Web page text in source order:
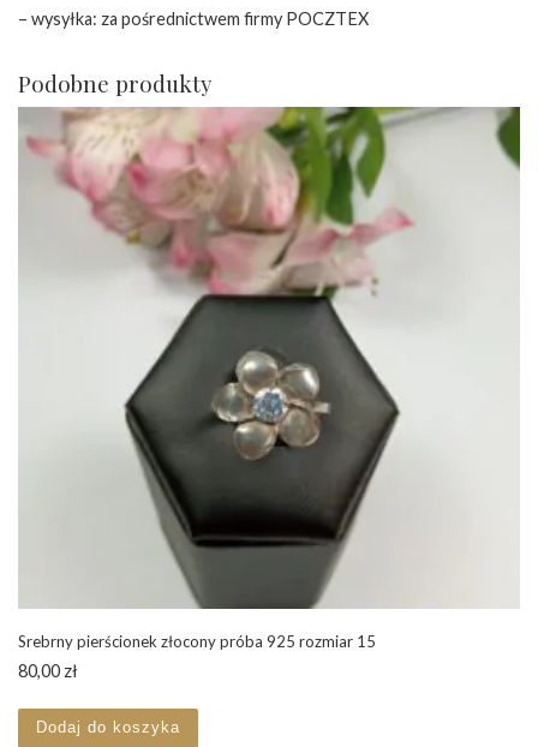
– wysyłka: za pośrednictwem firmy POCZTEX
Podobne produkty
Srebrny pierścionek złocony próba 925 rozmiar 15
80,00zł
Dodaj do koszyka